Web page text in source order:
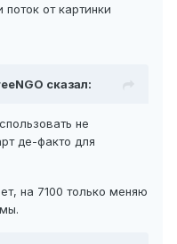
поток от картинки
сказал:
не
де-факто для
на 7100 только меняю